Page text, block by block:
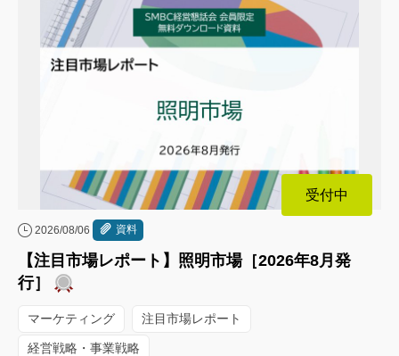
受付中
2026/08/06 資料
【注目市場レポート】照明市場［2026年8月発
行］
マーケティング 注目市場レポート
経営戦略・事業戦略